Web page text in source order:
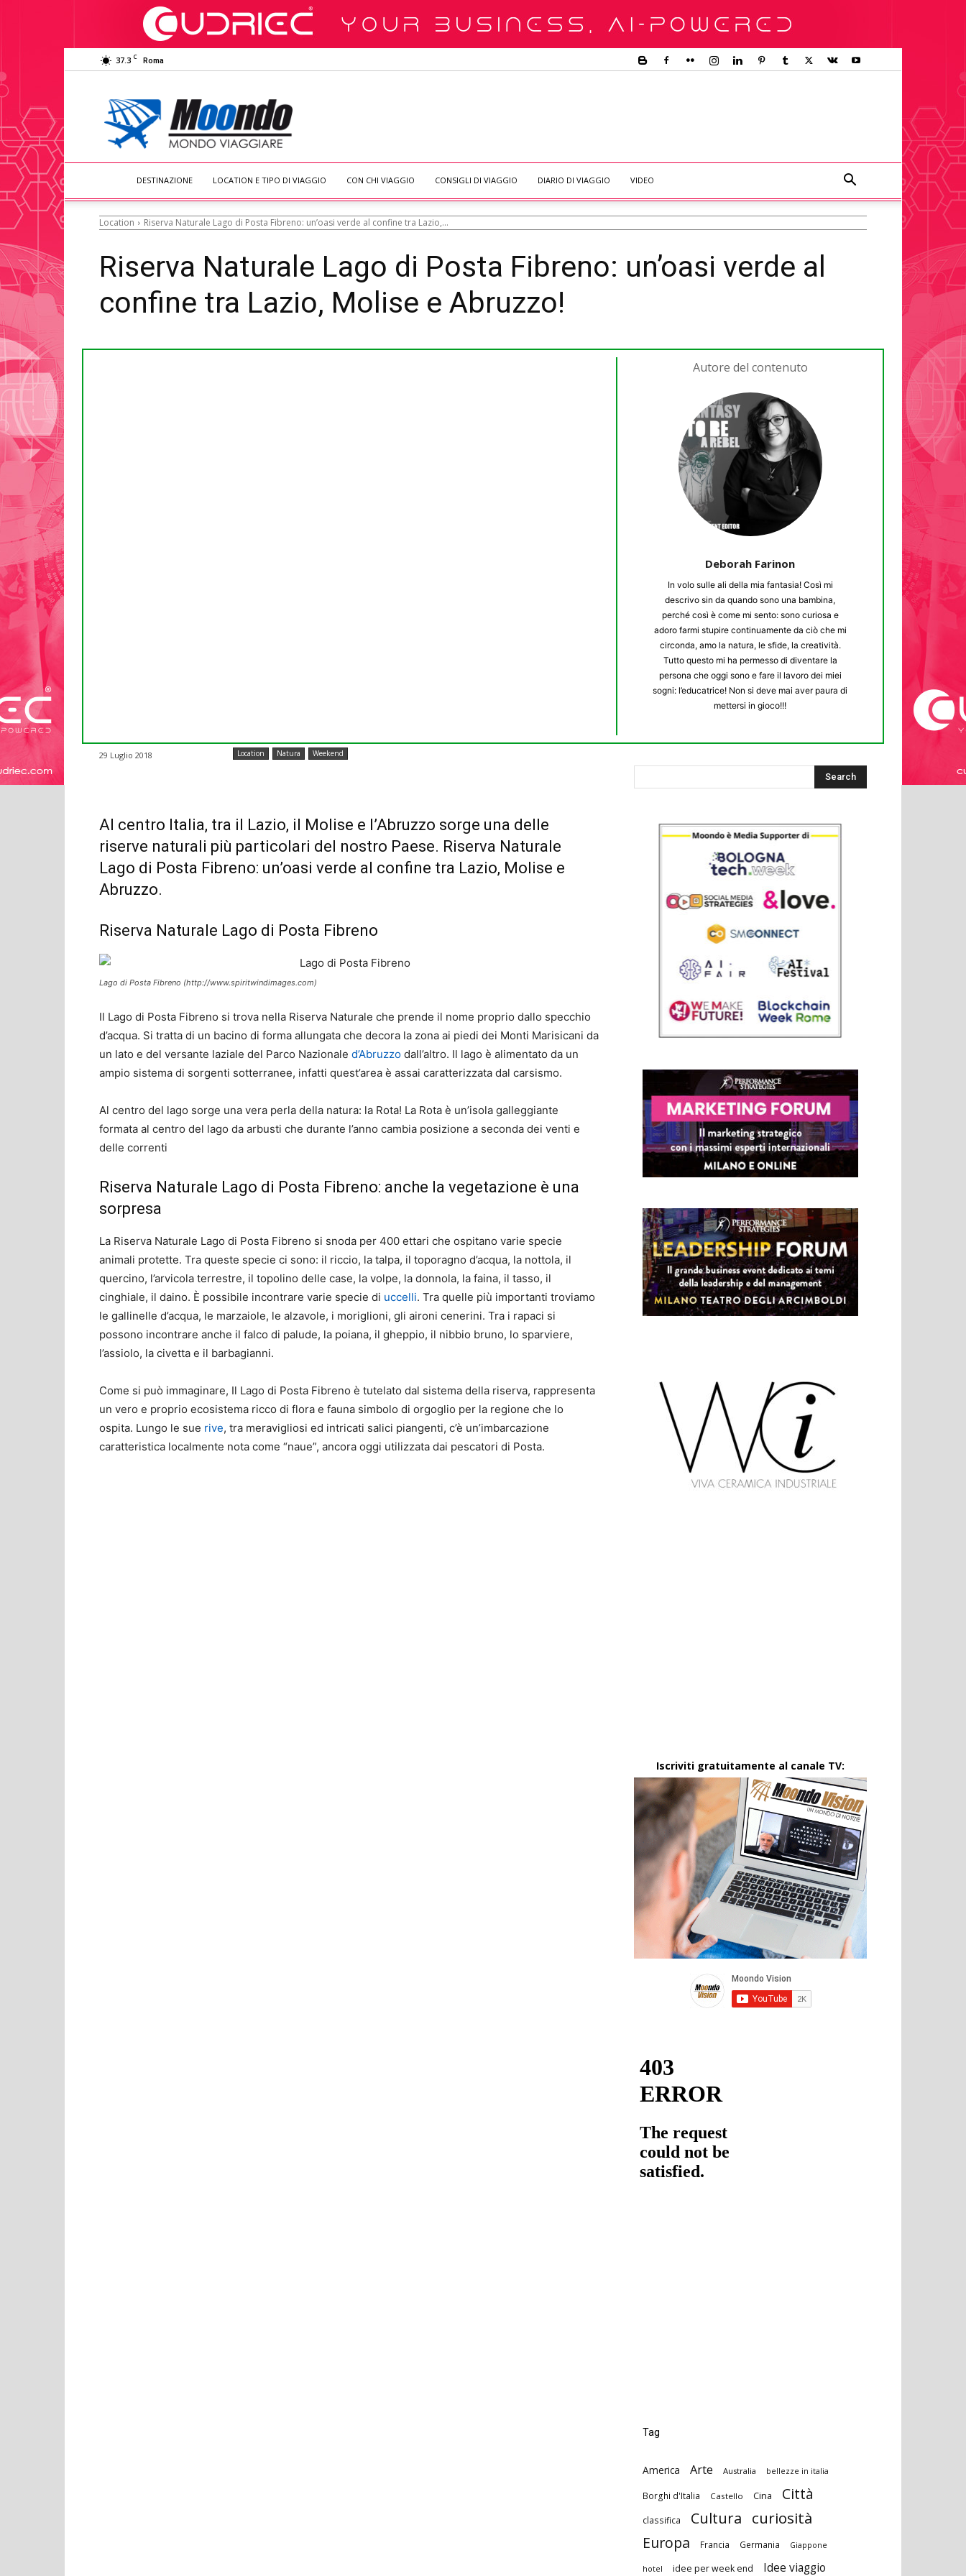
37.3 C Roma
Moondo
Viaggiare
DESTINAZIONE LOCATION E TIPO DI VIAGGIO CON CHI VIAGGIO CONSIGLI DI VIAGGIO DIARIO DI VIAGGIO VIDEO
Location Riserva Naturale Lago di Posta Fibreno: un’oasi verde al confine tra Lazio,...
Riserva Naturale Lago di Posta Fibreno: un’oasi verde al
confine tra Lazio, Molise e Abruzzo!
Autore del contenuto
Deborah Farinon
In volo sulle ali della mia fantasia! Così mi
descrivo sin da quando sono una bambina,
perché così è come mi sento: sono curiosa e
adoro farmi stupire continuamente da ciò che mi
circonda, amo la natura, le sfide, la creatività.
Tutto questo mi ha permesso di diventare la
persona che oggi sono e fare il lavoro dei miei
sogni: l’educatrice! Non si deve mai aver paura di
mettersi in gioco!!!
29 Luglio 2018 Location Natura Weekend
Al centro Italia, tra il Lazio, il Molise e l’Abruzzo sorge una delle
riserve naturali più particolari del nostro Paese. Riserva Naturale
Lago di Posta Fibreno: un’oasi verde al confine tra Lazio, Molise e
Abruzzo.
Riserva Naturale Lago di Posta Fibreno
Lago di Posta Fibreno (http://www.spiritwindimages.com)
Il Lago di Posta Fibreno si trova nella Riserva Naturale che prende il nome proprio dallo specchio
d’acqua. Si tratta di un bacino di forma allungata che decora la zona ai piedi dei Monti Marisicani da
un lato e del versante laziale del Parco Nazionale d’Abruzzo dall’altro. Il lago è alimentato da un
ampio sistema di sorgenti sotterranee, infatti quest’area è assai caratterizzata dal carsismo.
Al centro del lago sorge una vera perla della natura: la Rota! La Rota è un’isola galleggiante
formata al centro del lago da arbusti che durante l’anno cambia posizione a seconda dei venti e
delle correnti
Riserva Naturale Lago di Posta Fibreno: anche la vegetazione è una
sorpresa
La Riserva Naturale Lago di Posta Fibreno si snoda per 400 ettari che ospitano varie specie
animali protette. Tra queste specie ci sono: il riccio, la talpa, il toporagno d’acqua, la nottola, il
quercino, l’arvicola terrestre, il topolino delle case, la volpe, la donnola, la faina, il tasso, il
cinghiale, il daino. È possibile incontrare varie specie di uccelli. Tra quelle più importanti troviamo
le gallinelle d’acqua, le marzaiole, le alzavole, i moriglioni, gli aironi cenerini. Tra i rapaci si
possono incontrare anche il falco di palude, la poiana, il gheppio, il nibbio bruno, lo sparviere,
l’assiolo, la civetta e il barbagianni.
Come si può immaginare, Il Lago di Posta Fibreno è tutelato dal sistema della riserva, rappresenta
un vero e proprio ecosistema ricco di flora e fauna simbolo di orgoglio per la regione che lo
ospita. Lungo le sue rive, tra meravigliosi ed intricati salici piangenti, c’è un’imbarcazione
caratteristica localmente nota come “naue”, ancora oggi utilizzata dai pescatori di Posta.
Iscriviti gratuitamente al canale TV:
Tag
America Arte Australia bellezze in italia
Borghi d'Italia Castello Cina Città
classifica Cultura curiosità
Europa Francia Germania Giappone
hotel idee per week end Idee viaggio